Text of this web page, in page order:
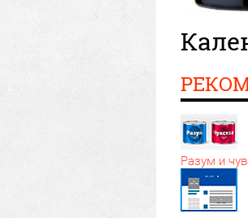
Разум и